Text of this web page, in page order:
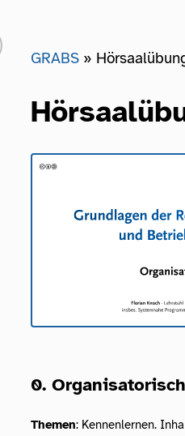
GRABS
0.
Themen: Kennenlernen.